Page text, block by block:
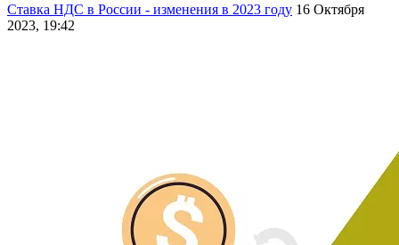
Ставка НДС в России - изменения в 2023 году 16 Октября
2023, 19:42